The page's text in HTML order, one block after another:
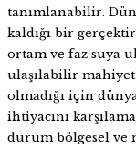
tanımlanabilir.
kaldığı bir
ortam ve faz suya
ulaşılabilir
olmadığı için
ihtiyacını
durum bölgesel ve